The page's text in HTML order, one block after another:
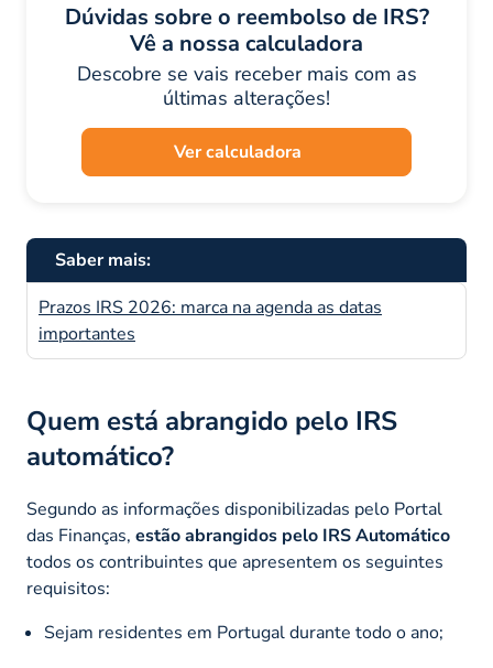
Dúvidas sobre o reembolso de IRS?
Vê a nossa calculadora
Descobre se vais receber mais com as
últimas alterações!
Ver calculadora
Saber mais:
Prazos IRS 2026: marca na agenda as datas
importantes
Quem está abrangido pelo IRS
automático?
Segundo as informações disponibilizadas pelo Portal
das Finanças, estão abrangidos pelo IRS Automático
todos os contribuintes que apresentem os seguintes
requisitos:
Sejam residentes em Portugal durante todo o ano;